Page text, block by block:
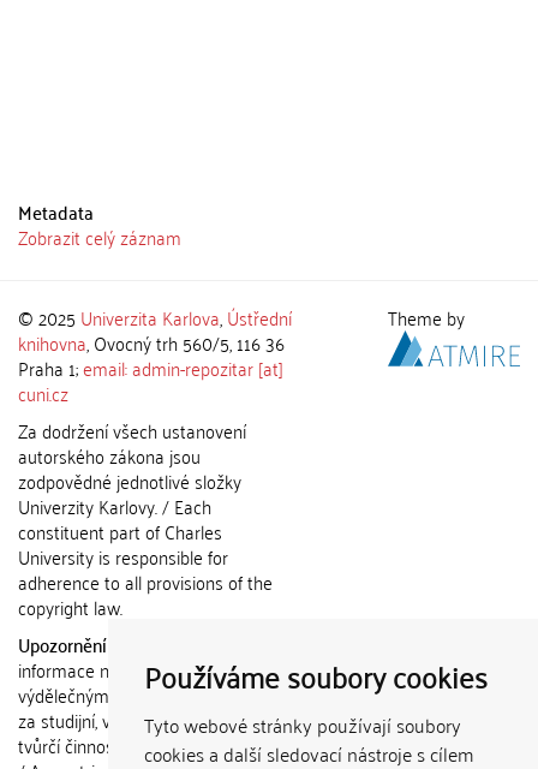
Používáme soubory cookies
Tyto webové stránky používají soubory
cookies a další sledovací nástroje s cílem
Metadata
Zobrazit celý záznam
© 2025 Univerzita Karlova,Ústřední
knihovna, Ovocný trh 560/5, 116 36
Praha 1;email: admin-repozitar [at]
cuni.cz
Za dodržení všech ustanovení
autorského zákona jsou
zodpovědné jednotlivé složky
Univerzity Karlovy. / Each
constituent part of Charles
University is responsible for
adherence to all provisions of the
copyright law.
Upozornění / Notice:
informace nemohou být použity k
výdělečným účelům nebo vydávány
za studijní, vědeckou nebo jinou
tvůrčí činnost jiné osoby než autora.
Theme by